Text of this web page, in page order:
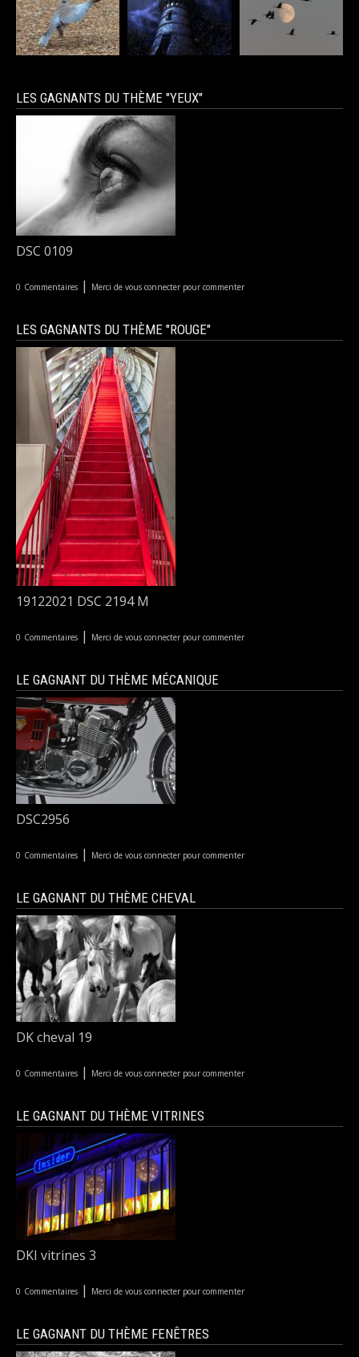
LES GAGNANTS DU THÈME "YEUX"
DSC 0109
0 Commentaires | Merci de vous connecter pour commenter
LES GAGNANTS DU THÈME "ROUGE"
19122021 DSC 2194 M
0 Commentaires | Merci de vous connecter pour commenter
LE GAGNANT DU THÈME MÉCANIQUE
DSC2956
0 Commentaires | Merci de vous connecter pour commenter
LE GAGNANT DU THÈME CHEVAL
DK cheval 19
0 Commentaires | Merci de vous connecter pour commenter
LE GAGNANT DU THÈME VITRINES
DKI vitrines 3
0 Commentaires | Merci de vous connecter pour commenter
LE GAGNANT DU THÈME FENÊTRES